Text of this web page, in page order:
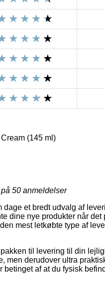
(145 ml)
50 anmeldelser
et bredt udvalg af
dine nye produkter når
mest letkøbte type af
til levering til din
men derudover ultra
betinget af at du fysisk